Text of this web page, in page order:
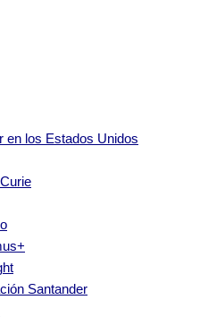
en los Estados Unidos
Santander